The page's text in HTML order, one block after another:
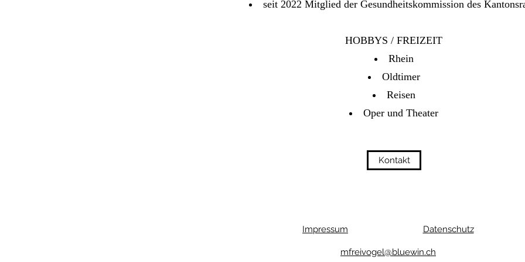
seit 2022 Mitglied der Gesundheitskommission des
HOBBYS / FREIZEIT
Rhein
Oldtimer
Reisen
Oper und Theater
Kontakt
Impressum Datenschutz
mfreivogel@bluewin.ch